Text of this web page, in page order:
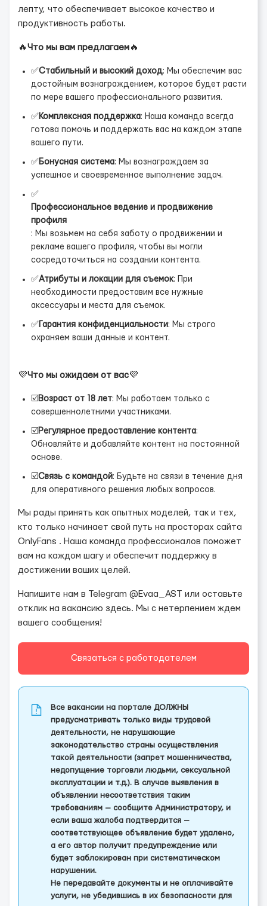
лепту, что обеспечивает высокое качество и
продуктивность работы.
🔥 Что мы вам предлагаем 🔥
✅Стабильный и высокий доход: Мы обеспечим вас
достойным вознаграждением, которое будет расти
по мере вашего профессионального развития.
✅ Комплексная поддержка: Наша команда всегда
готова помочь и поддержать вас на каждом этапе
вашего пути.
✅ Бонусная система: Мы вознаграждаем за
успешное и своевременное выполнение задач.
✅
Профессиональное ведение и продвижение
профиля
: Мы возьмем на себя заботу о продвижении и
рекламе вашего профиля, чтобы вы могли
сосредоточиться на создании контента.
✅Атрибуты и локации для съемок: При
необходимости предоставим все нужные
аксессуары и места для съемок.
✅ Гарантия конфиденциальности: Мы строго
охраняем ваши данные и контент.
💜Что мы ожидаем от вас💜
☑️ Возраст от 18 лет: Мы работаем только с
совершеннолетними участниками.
☑️ Регулярное предоставление контента:
Обновляйте и добавляйте контент на постоянной
основе.
☑️Связь с командой: Будьте на связи в течение дня
для оперативного решения любых вопросов.
Мы рады принять как опытных моделей, так и тех,
кто только начинает свой путь на просторах сайта
OnlyFans . Наша команда профессионалов поможет
вам на каждом шагу и обеспечит поддержку в
достижении ваших целей.
Напишите нам в Telegram @Evaa_AST или оставьте
отклик на вакансию здесь. Мы с нетерпением ждем
вашего сообщения!
Связаться с работодателем
Все вакансии на портале ДОЛЖНЫ
предусматривать только виды трудовой
деятельности, не нарушающие
законодательство страны осуществления
такой деятельности (запрет мошенничества,
недопущение торговли людьми, сексуальной
эксплуатации и т.д.). В случае выявления в
объявлении несоответствия таким
требованиям — сообщите Администратору, и
если ваша жалоба подтвердится —
соответствующее объявление будет удалено,
а его автор получит предупреждение или
будет заблокирован при систематическом
нарушении.
Не передавайте документы и не оплачивайте
услуги, не убедившись в их безопасности для